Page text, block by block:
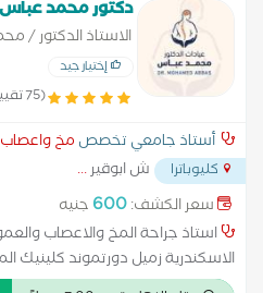
دكتور محمد عباس
الاستاذ الدكتور /
والاعصاب والعمود
إختيار جيد
(75 تقييم)
أستاذ جامعي تخصص مخ واعصاب
كليوباترا ش ابوقير...
سعر الكشف:600 جنيه
استاذ جراحة المخ والاعصاب
الاسكندرية زميل دورتموند كلينيك